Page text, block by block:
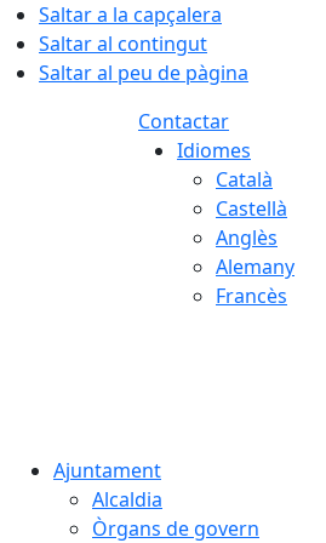
Saltar a la capçalera
Saltar al contingut
Saltar al peu de pàgina
Contactar
Idiomes
Català
Castellà
Anglès
Alemany
Francès
Ajuntament
Alcaldia
Òrgans de govern